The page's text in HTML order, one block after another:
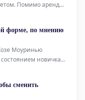
Помимо аренды
перевел
остановку в
форме, по мнению
Моуринью
новичка
вернулся к
правах свободного
сменить